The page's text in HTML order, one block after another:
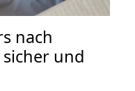
nach
sicher und